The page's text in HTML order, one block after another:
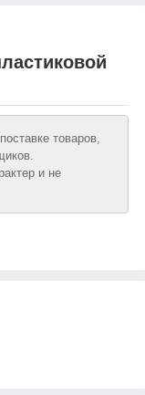
товаров,
и не